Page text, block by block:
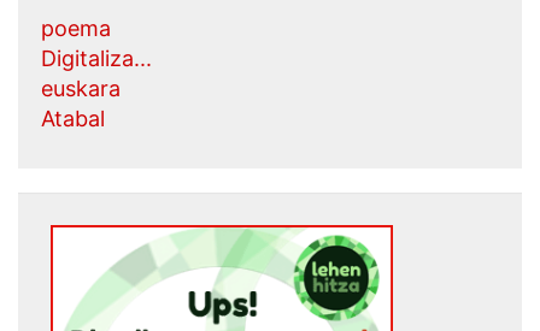
poema
Digitaliza...
euskara
Atabal